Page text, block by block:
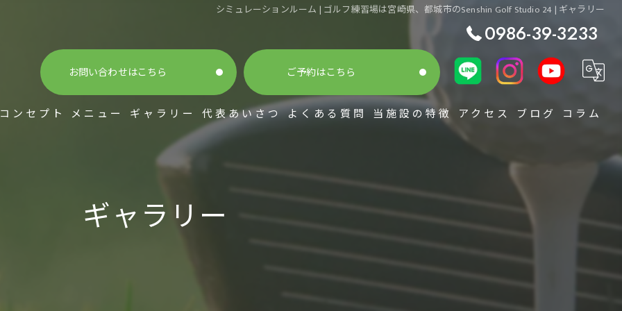
シミュレーションルーム | ゴルフ練習場は宮崎県、都城市のSenshin Golf Studio 24 | ギャラリー
0986-39-3233
お問い合わせはこちら ご予約はこちら
ンセプト メニュー ギャラリー 代表あいさつ よくある質問 当施設の特徴
スコアアップ
レッスン
アクセス ブログ コラム
ギャラリー